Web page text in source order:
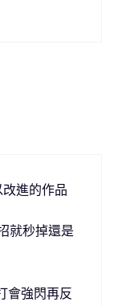
進的作品
就秒掉還是
會強閃再反